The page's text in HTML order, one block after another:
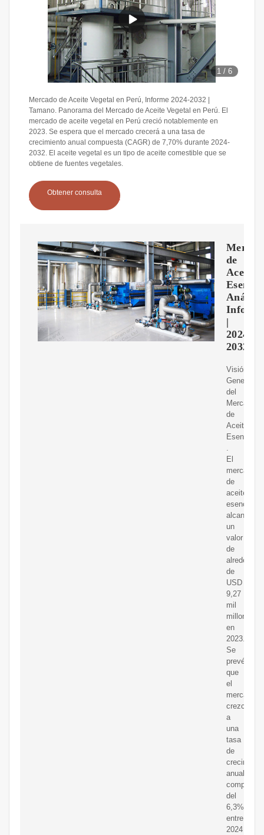
1 /6
Mercado de Aceite Vegetal en Perú, Informe 2024-2032 |
Tamano. Panorama del Mercado de Aceite Vegetal en Perú. El
mercado de aceite vegetal en Perú creció notablemente en
2023. Se espera que el mercado crecerá a una tasa de
crecimiento anual compuesta (CAGR) de 7,70% durante 2024-
2032. El aceite vegetal es un tipo de aceite comestible que se
obtiene de fuentes vegetales.
Obtener consulta
de
Aceites
|
2024-
2032
Visión
General
del
Mercado
de
Aceites
Esenciales
El
mercado
de
aceites
esenciales
alcanzó
un
valor
de
alrededor
de
USD
9,27
mil
millones
en
2023.
Se
prevé
que
el
mercado
crezca
a
una
tasa
de
anual
compuesta
del
6,3%
entre
2024